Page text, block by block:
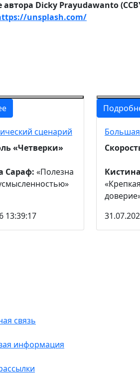
Dicky Prayudawanto
unsplash.com/
сценарий
«Четверки»
Сараф: «Полезна
13:39:17
связь
информация